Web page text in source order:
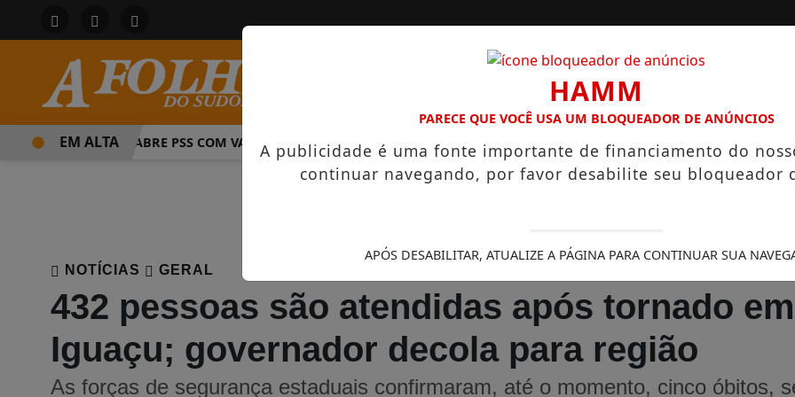
INÍCIO
PREFEITURA ABRE PSS COM VAGAS EM SEIS FUNÇÕES E SALÁRIOS QUE CHEGAM A R$ 3,8 MIL IGREJA DO DIVINO
EM ALTA
NOTÍCIAS GERAL
432 pessoas são atendidas após tornado
Iguaçu; governador decola para região
As forças de segurança estaduais confirmaram, até o momento, cinco óbitos,
HAMM
PARECE QUE VOCÊ USA UM BLOQUEADOR DE ANÚNCIOS
A publicidade é uma fonte importante de financiamento do
continuar navegando, por favor desabilite seu bloqueador
APÓS DESABILITAR, ATUALIZE A PÁGINA PARA CONTINUAR SUA